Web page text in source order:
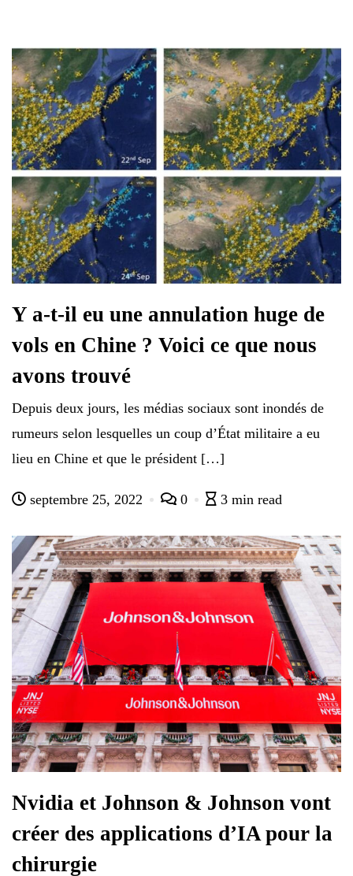
Y a-t-il eu une annulation huge de
vols en Chine ? Voici ce que nous
avons trouvé
Depuis deux jours, les médias sociaux sont inondés de
rumeurs selon lesquelles un coup d’État militaire a eu
lieu en Chine et que le président […]
septembre 25, 2022 0 3 min read
Nvidia et Johnson & Johnson vont
créer des applications d’IA pour la
chirurgie